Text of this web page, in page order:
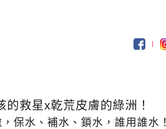
的救星x乾荒皮膚的綠洲！
保水、補水、鎖水，誰用誰水！